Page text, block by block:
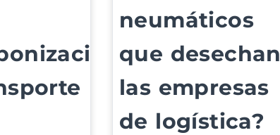
neumáticos
que desechan
las empresas
de logística?